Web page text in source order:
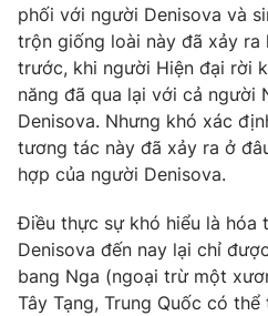
® Cấm sao chép dưới mọi hình
thuận bằng văn bản. Ghi rõ
thông tin từ website này.
phối với người Denisova và
trộn giống loài này đã xảy ra
trước, khi người Hiện đại rời
năng đã qua lại với cả người
Denisova. Nhưng khó xác
tương tác này đã xảy ra ở
hợp của người Denisova.
Điều thực sự khó hiểu là hóa
Denisova đến nay lại chỉ
bang Nga (ngoại trừ một
Tây Tạng, Trung Quốc có